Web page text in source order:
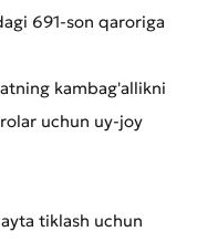
691-son qaroriga
kambag'allikni
uchun uy-joy
tiklash uchun